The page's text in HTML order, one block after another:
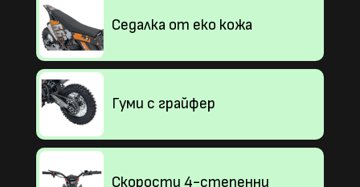
Седалка от еко кожа
Гуми с грайфер
Скорости 4-степенни